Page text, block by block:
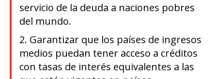
servicio de la deuda a naciones pobres
del mundo.
2. Garantizar que los países de ingresos
medios puedan tener acceso a créditos
con tasas de interés equivalentes a las